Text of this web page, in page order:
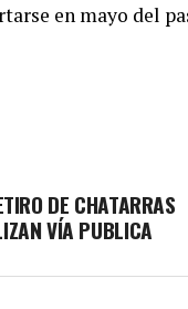
en mayo del
DE CHATARRAS
VÍA PUBLICA